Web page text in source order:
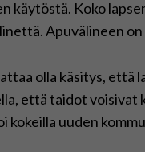
käytöstä. Koko
Apuvälineen
olla käsitys, että
että taidot
kokeilla uuden